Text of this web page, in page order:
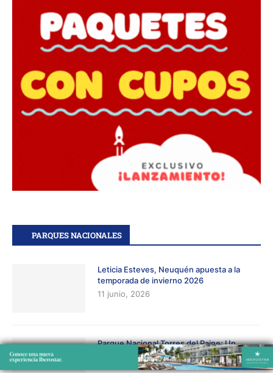
PARQUES NACIONALES
Leticia Esteves, Neuquén apuesta a la
temporada de invierno 2026
11 junio, 2026
Parque Nacional Torres del Paine: Un
Destino en Evolución para los Amantes de
la Naturaleza